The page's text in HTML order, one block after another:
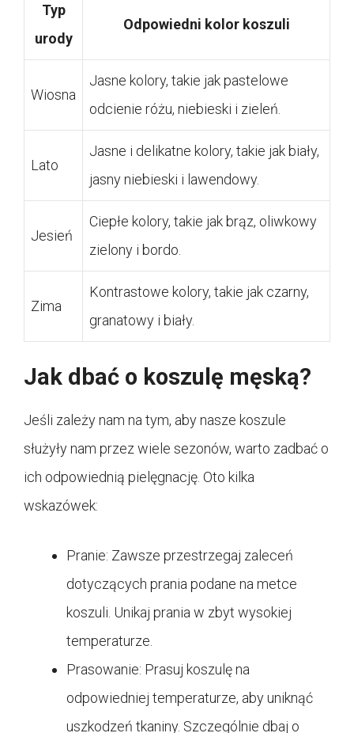
Typ
urody
Odpowiedni kolor koszuli
Wiosna
Jasne kolory, takie jak pastelowe
odcienie różu, niebieski i zieleń.
Lato
Jasne i delikatne kolory, takie jak biały,
jasny niebieski i lawendowy.
Jesień
Ciepłe kolory, takie jak brąz, oliwkowy
zielony i bordo.
Zima
Kontrastowe kolory, takie jak czarny,
granatowy i biały.
Jak dbać o koszulę męską?
Jeśli zależy nam na tym, aby nasze koszule
służyły nam przez wiele sezonów, warto zadbać o
ich odpowiednią pielęgnację. Oto kilka
wskazówek:
Pranie: Zawsze przestrzegaj zaleceń
dotyczących prania podane na metce
koszuli. Unikaj prania w zbyt wysokiej
temperaturze.
Prasowanie: Prasuj koszulę na
odpowiedniej temperaturze, aby uniknąć
uszkodzeń tkaniny. Szczególnie dbaj o